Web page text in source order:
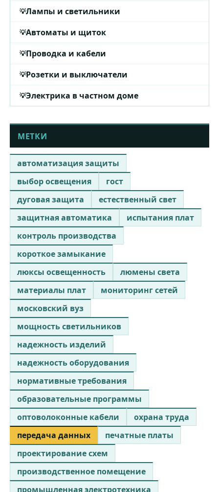
Лампы и светильники
Автоматы и щиток
Проводка и кабели
Розетки и выключатели
Электрика в частном доме
МЕТКИ
автоматизация защиты
выбор освещения
гост
дуговая защита
естественный свет
защитная автоматика
испытания плат
контроль производства
короткое замыкание
люксы освещенность
люмены света
материалы плат
мониторинг сетей
московский вуз
мощность светильников
надежность изделий
надежность оборудования
нормативные требования
образовательные программы
оптоволоконные кабели
охрана труда
передача данных
печатные платы
проектирование схем
производственное помещение
промышленная электротехника